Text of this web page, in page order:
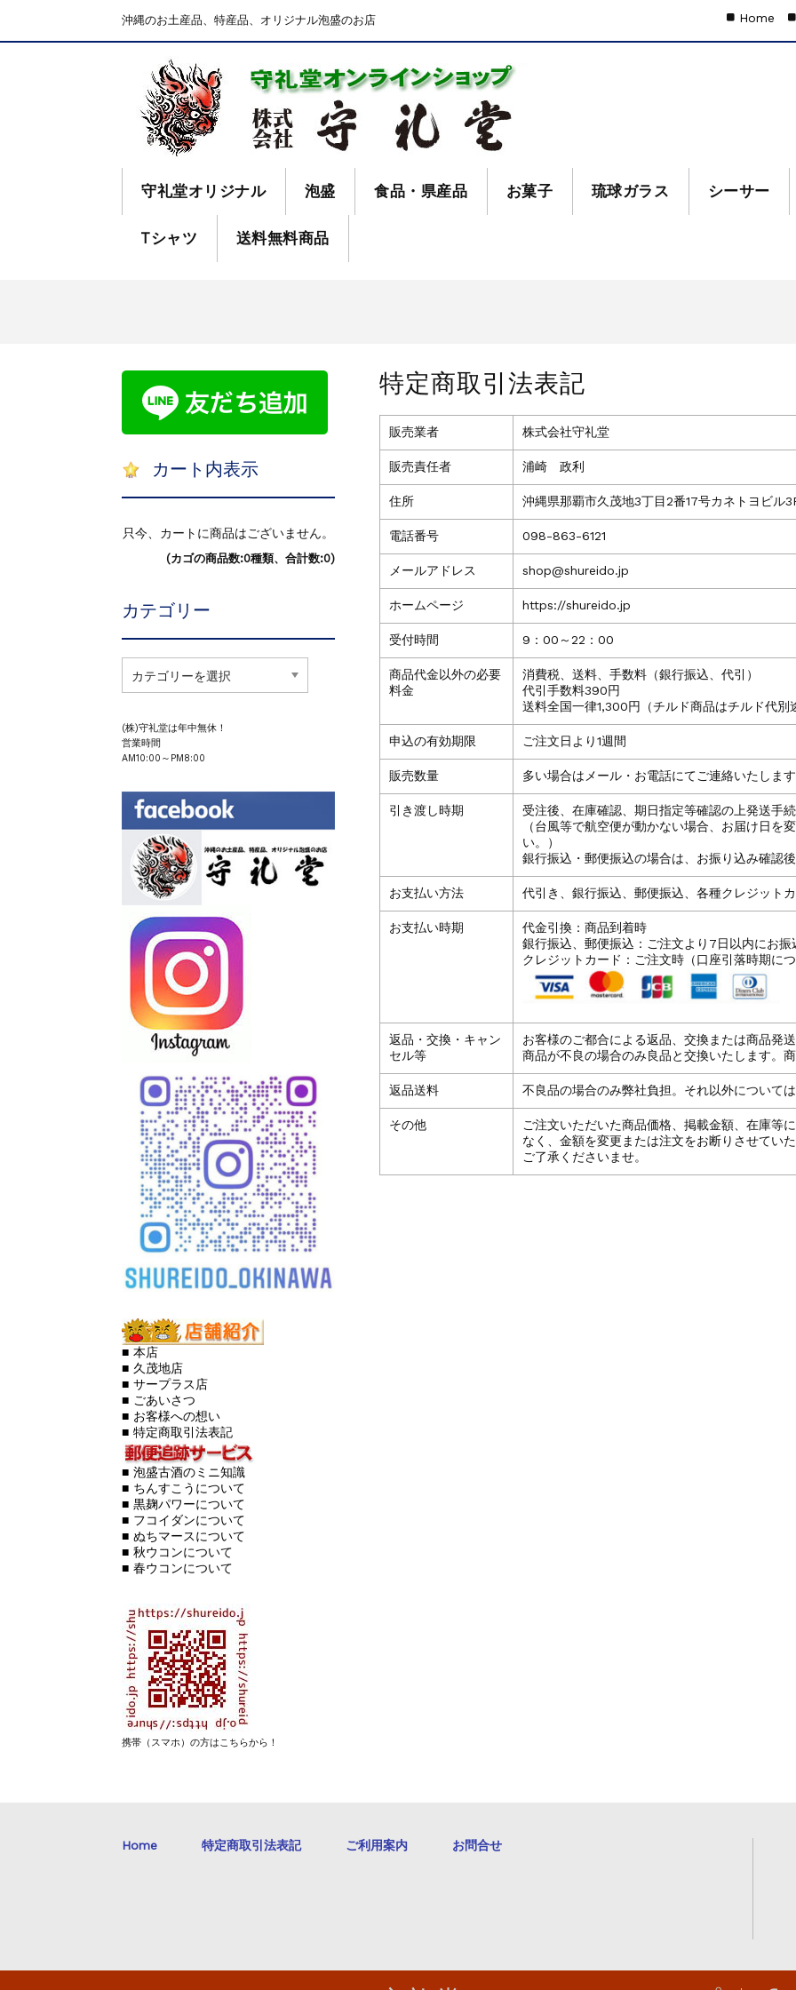
沖縄のお土産品、特産品、オリジナル泡盛のお店
守礼堂オリジナル 泡盛 食品・県産品 お菓子 琉球ガラス シーサー
Tシャツ 送料無料商品
Home
特定商取引法表記
販売業者 株式会社守礼堂
販売責任者 浦崎 政利
住所 沖縄県那覇市久茂地3丁目2番17号カネトヨビル
電話番号 098-863-6121
メールアドレス shop@shureido.jp
ホームページ https://shureido.jp
受付時間 9：00～22：00
商品代金以外の必要
料金
消費税、送料、手数料（銀行振込、代引）
代引手数料390円
送料全国一律1,300円（チルド商品はチルド代別
申込の有効期限 ご注文日より1週間
販売数量 多い場合はメール・お電話にてご連絡いたします
引き渡し時期
受注後、在庫確認、期日指定等確認の上発送手
（台風等で航空便が動かない場合、お届け日を
い。）
銀行振込・郵便振込の場合は、お振り込み確認
お支払い方法 代引き、銀行振込、郵便振込、各種クレジット
お支払い時期
代金引換：商品到着時
銀行振込、郵便振込：ご注文より7日以内にお振
クレジットカード：ご注文時（口座引落時期に
返品・交換・キャン
セル等
お客様のご都合による返品、交換または商品発
商品が不良の場合のみ良品と交換いたします。
返品送料 不良品の場合のみ弊社負担。それ以外について
その他
ご注文いただいた商品価格、掲載金額、在庫等
なく、金額を変更または注文をお断りさせてい
ご了承くださいませ。
カート内表示
只今、カートに商品はございません。
(カゴの商品数:0種類、合計数:0)
カテゴリー
テ
ゴ
ー
(株)守礼堂は年中無休！
営業時間
AM10:00～PM8:00
■ 本店
■ 久茂地店
■ サープラス店
■ ごあいさつ
■ お客様への想い
■ 特定商取引法表記
■ 泡盛古酒のミニ知識
■ ちんすこうについて
■ 黒麹パワーについて
■ フコイダンについて
■ ぬちマースについて
■ 秋ウコンについて
■ 春ウコンについて
携帯（スマホ）の方はこちらから！
Home 特定商取引法表記 ご利用案内 お問合せ